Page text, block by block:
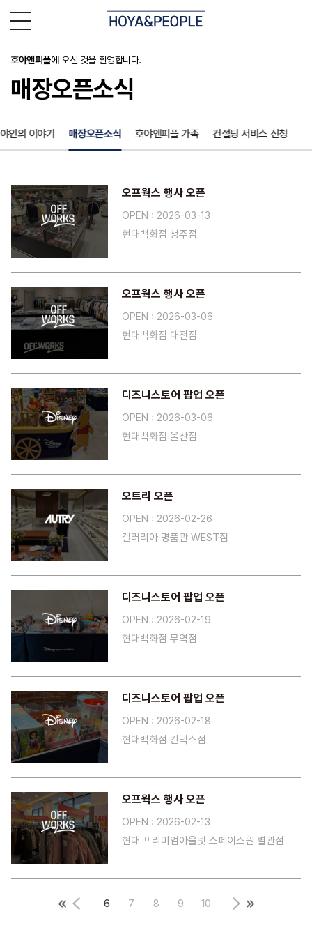
호야앤피플에 오신 것을 환영합니다.
매장오픈소식
인의 이야기 매장오픈소식 호야앤피플 가족 컨설팅 서비스 신청
오프웍스 행사 오픈
OPEN : 2026-03-13
현대백화점 청주점
오프웍스 행사 오픈
OPEN : 2026-03-06
현대백화점 대전점
디즈니스토어 팝업 오픈
OPEN : 2026-03-06
현대백화점 울산점
오트리 오픈
OPEN : 2026-02-26
갤러리아 명품관 WEST점
디즈니스토어 팝업 오픈
OPEN : 2026-02-19
현대백화점 무역점
디즈니스토어 팝업 오픈
OPEN : 2026-02-18
현대백화점 킨텍스점
오프웍스 행사 오픈
OPEN : 2026-02-13
현대 프리미엄아울렛 스페이스원 별관점
6 7 8 9 10